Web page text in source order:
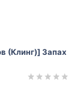
(Клинг)] Запах